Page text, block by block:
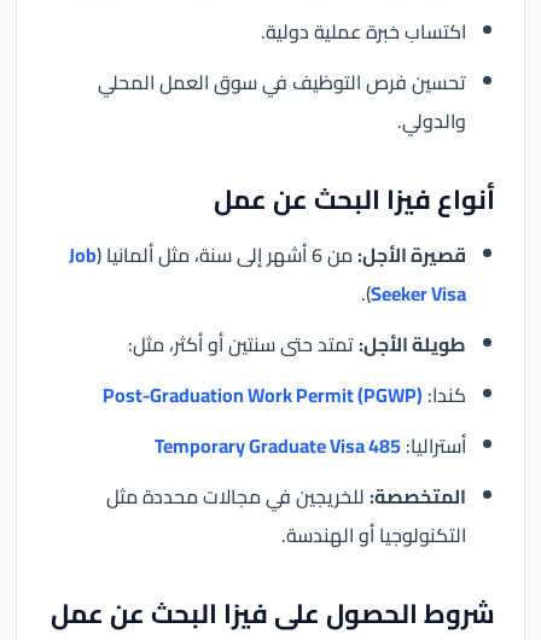
اكتساب خبرة عملية دولية.
تحسين فرص التوظيف في سوق العمل المحلي
والدولي.
أنواع فيزا البحث عن عمل
قصيرة الأجل:من 6 أشهر إلى سنة، مثل ألمانيا (
Job
Seeker Visa
).
طويلة الأجل:تمتد حتى سنتين أو أكثر، مثل:
كندا: Post-Graduation Work Permit (PGWP)
أستراليا:485 Temporary Graduate Visa
المتخصصة:للخريجين في مجالات محددة مثل
التكنولوجيا أو الهندسة.
شروط الحصول على فيزا البحث عن عمل